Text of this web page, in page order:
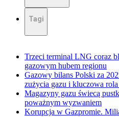
Tagi
Trzeci terminal LNG coraz
gazowym hubem regionu
Gazowy bilans Polski za
zużycia gazu i kluczowa
Magazyny gazu świecą
poważnym wyzwaniem
Korupcja w Gazpromie.